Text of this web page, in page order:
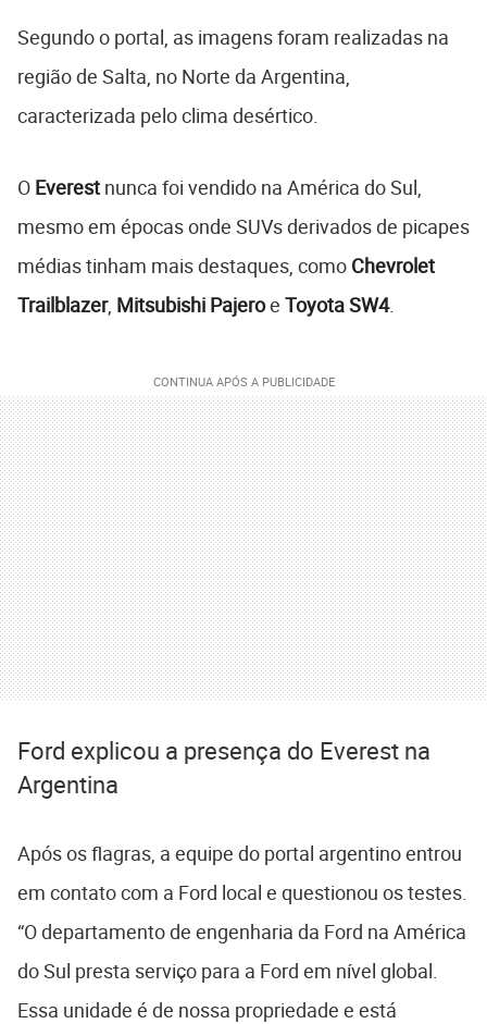
Segundo o portal, as imagens foram realizadas na
região de Salta, no Norte da Argentina,
caracterizada pelo clima desértico.
O Everest nunca foi vendido na América do Sul,
mesmo em épocas onde SUVs derivados de picapes
médias tinham mais destaques, como Chevrolet
Trailblazer, Mitsubishi Pajeroe Toyota SW4.
Ford explicou a presença do Everest na
Argentina
Após os flagras, a equipe do portal argentino entrou
em contato com a Ford local e questionou os testes.
“O departamento de engenharia da Ford na América
do Sul presta serviço para a Ford em nível global.
Essa unidade é de nossa propriedade e está